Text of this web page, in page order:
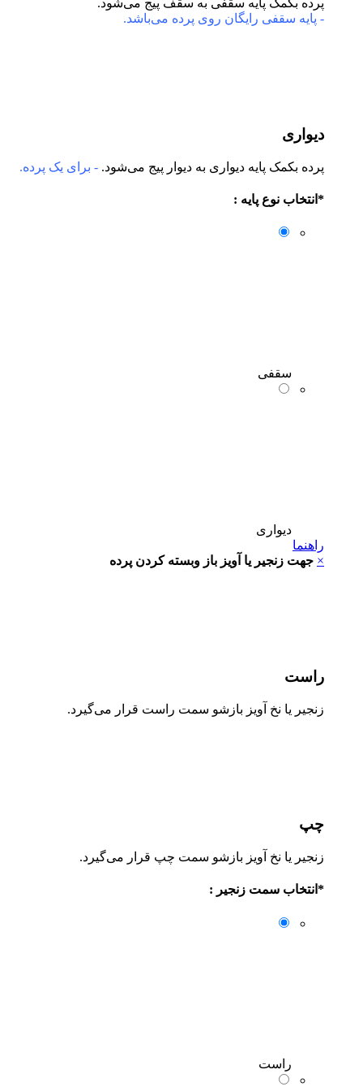
پرده بکمک پایه سقفی به سقف پیج می‌شود.
- پایه سقفی رایگان روی پرده می‌باشد.
دیواری
پرده بکمک پایه دیواری به دیوار پیج می‌شود. - برای یک پرده.
* انتخاب نوع پایه :
سقفی
دیواری
راهنما
× جهت زنجیر یا آویز باز وبسته کردن پرده
راست
زنجیر یا نخ آویز بازشو سمت راست قرار می‌گیرد.
چپ
زنجیر یا نخ آویز بازشو سمت چپ قرار می‌گیرد.
* انتخاب سمت زنجیر :
راست